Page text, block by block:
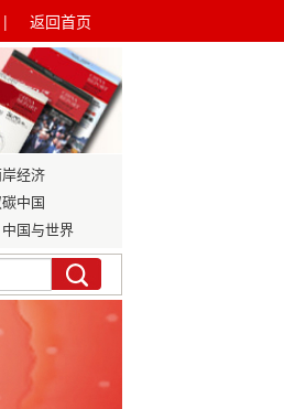
返回首页
经济
中国
中国与世界